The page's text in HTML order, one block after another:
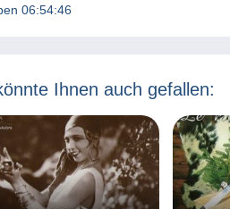
06:54:46
Ihnen auch gefallen: